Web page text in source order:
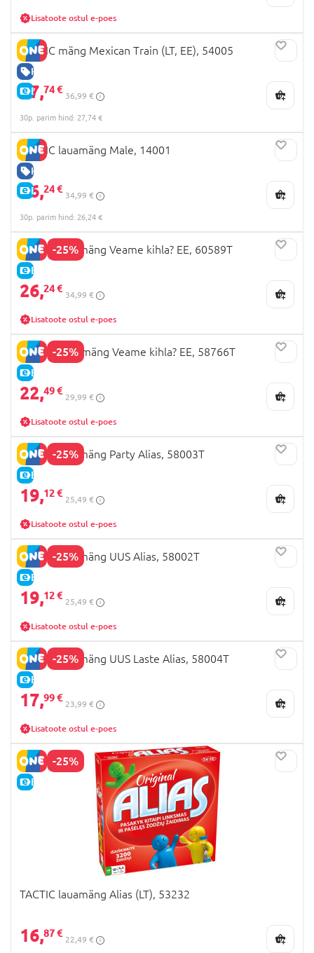
Lisatoote ostul e-poes
HEA HIND
E-HIND
TACTIC mäng Mexican Train (LT, EE), 54005
27,74 €
36,99 €
30p. parim hind: 27,74 €
HEA HIND
E-HIND
TACTIC lauamäng Male, 14001
26,24 €
34,99 €
30p. parim hind: 26,24 €
-25%
E-HIND
TACTIC lauamäng Veame kihla? EE, 60589T
26,24 €
34,99 €
Lisatoote ostul e-poes
-25%
E-HIND
TACTIC Lauamäng Veame kihla? EE, 58766T
22,49 €
29,99 €
Lisatoote ostul e-poes
-25%
E-HIND
TACTIC lauamäng Party Alias, 58003T
19,12 €
25,49 €
Lisatoote ostul e-poes
-25%
E-HIND
TACTIC lauamäng UUS Alias, 58002T
19,12 €
25,49 €
Lisatoote ostul e-poes
-25%
E-HIND
TACTIC lauamäng UUS Laste Alias, 58004T
17,99 €
23,99 €
Lisatoote ostul e-poes
-25%
E-HIND
TACTIC lauamäng Alias (LT), 53232
16,87 €
22,49 €